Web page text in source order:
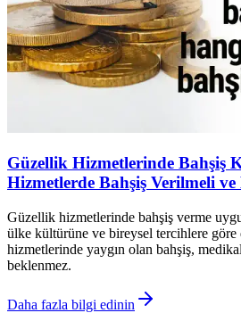
Güzellik Hizmetlerinde Bahşiş
Hizmetlerde Bahşiş Verilmeli
Güzellik hizmetlerinde bahşiş verme
ülke kültürüne ve bireysel tercihlere göre
hizmetlerinde yaygın olan bahşiş,
beklenmez.
Daha fazla bilgi edinin